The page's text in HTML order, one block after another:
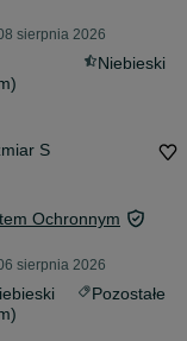
sierpnia 2026
Niebieski
S
Ochronnym
sierpnia 2026
Pozostałe